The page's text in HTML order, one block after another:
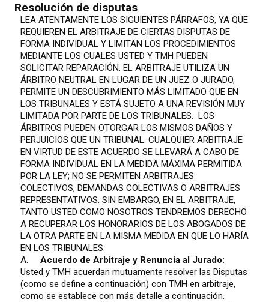
Resolución de disputas
LEA ATENTAMENTE LOS SIGUIENTES PÁRRAFOS, YA QUE
REQUIEREN EL ARBITRAJE DE CIERTAS DISPUTAS DE
FORMA INDIVIDUAL Y LIMITAN LOS PROCEDIMIENTOS
MEDIANTE LOS CUALES USTED Y TMH PUEDEN
SOLICITAR REPARACIÓN. EL ARBITRAJE UTILIZA UN
ÁRBITRO NEUTRAL EN LUGAR DE UN JUEZ O JURADO,
PERMITE UN DESCUBRIMIENTO MÁS LIMITADO QUE EN
LOS TRIBUNALES Y ESTÁ SUJETO A UNA REVISIÓN MUY
LIMITADA POR PARTE DE LOS TRIBUNALES. LOS
ÁRBITROS PUEDEN OTORGAR LOS MISMOS DAÑOS Y
PERJUICIOS QUE UN TRIBUNAL. CUALQUIER ARBITRAJE
EN VIRTUD DE ESTE ACUERDO SE LLEVARÁ A CABO DE
FORMA INDIVIDUAL EN LA MEDIDA MÁXIMA PERMITIDA
POR LA LEY; NO SE PERMITEN ARBITRAJES
COLECTIVOS, DEMANDAS COLECTIVAS O ARBITRAJES
REPRESENTATIVOS. SIN EMBARGO, EN EL ARBITRAJE,
TANTO USTED COMO NOSOTROS TENDREMOS DERECHO
A RECUPERAR LOS HONORARIOS DE LOS ABOGADOS DE
LA OTRA PARTE EN LA MISMA MEDIDA EN QUE LO HARÍA
EN LOS TRIBUNALES.
A. Acuerdo de Arbitraje y Renuncia al Jurado:
Usted y TMH acuerdan mutuamente resolver las Disputas
(como se define a continuación) con TMH en arbitraje,
como se establece con más detalle a continuación.